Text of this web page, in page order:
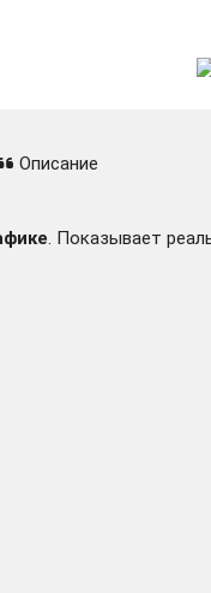
Описание
. Показывает